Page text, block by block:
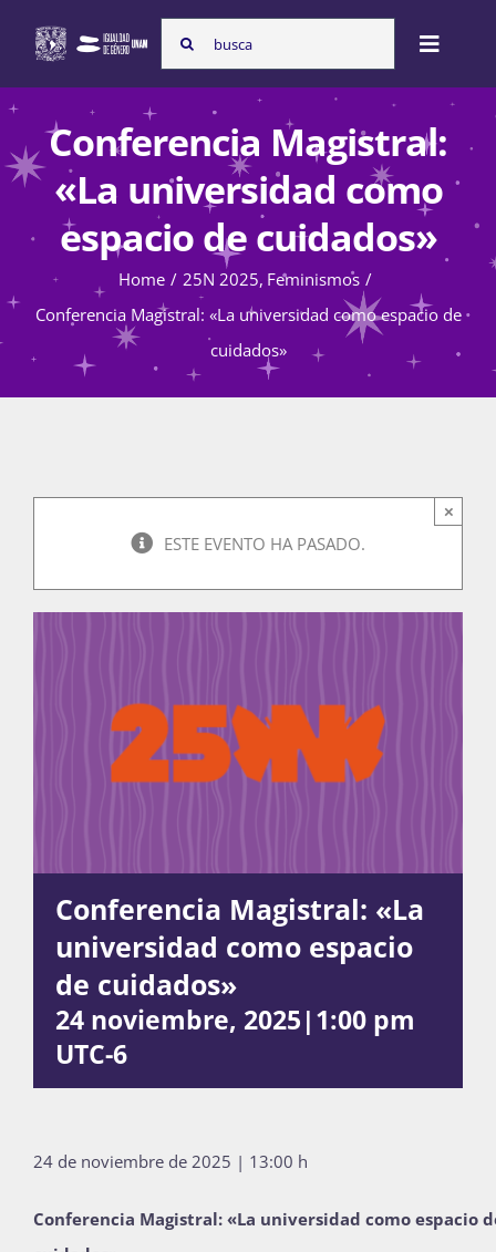
content
Search
for:
Toggle
Inicio
Nosotras
Programas
Atención de la violencia de género
Blog
Súmate
Publicaciones
Conferencia Magistral:
«La universidad como
espacio de cuidados»
Home 25N 2025 Feminismos
Conferencia Magistral: «La universidad como espacio de
cuidados»
ESTE EVENTO HA PASADO.
×
Conferencia Magistral: «La
universidad como espacio
de cuidados»
24 noviembre, 2025|1:00 pm
UTC-6
24 de noviembre de 2025 | 13:00 h
Conferencia Magistral: «La universidad como espacio